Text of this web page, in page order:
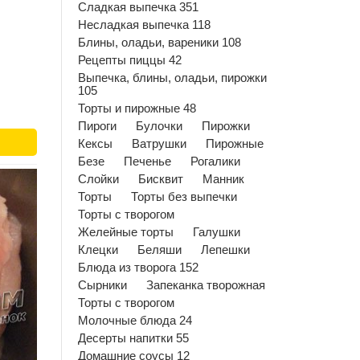
Сладкая выпечка 351
Несладкая выпечка 118
Блины, оладьи, вареники 108
Рецепты пиццы 42
Выпечка, блины, оладьи, пирожки
105
Торты и пирожные 48
Пироги
Булочки
Пирожки
Кексы
Ватрушки
Пирожные
Безе
Печенье
Рогалики
Слойки
Бисквит
Манник
Торты
Торты без выпечки
Торты с творогом
Желейные торты
Галушки
Клецки
Беляши
Лепешки
Блюда из творога 152
Сырники
Запеканка творожная
Торты с творогом
Молочные блюда 24
Десерты напитки 55
Домашние соусы 12